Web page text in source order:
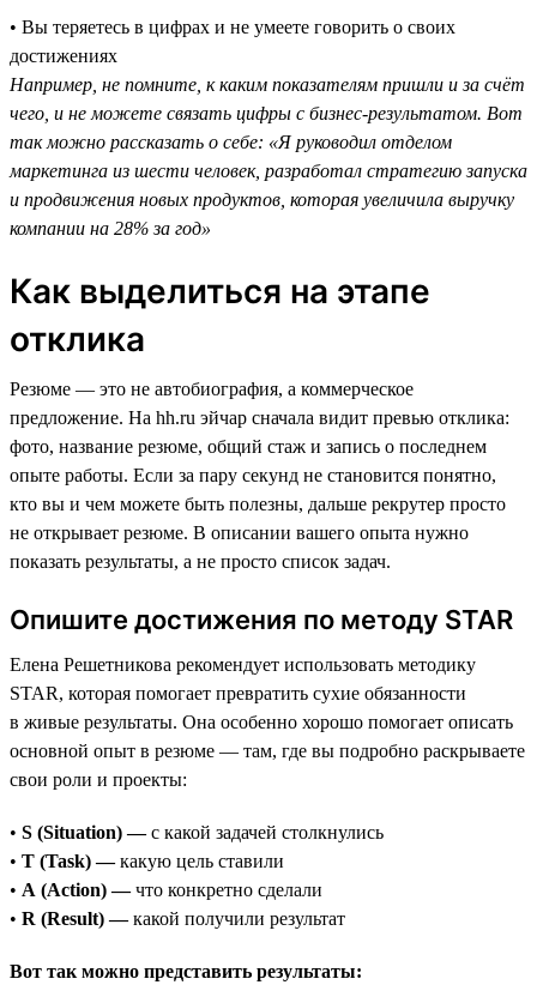
• Вы теряетесь в цифрах и не умеете говорить о своих
достижениях
Например, не помните, к каким показателям пришли и за счёт
чего, и не можете связать цифры с бизнес-результатом. Вот
так можно рассказать о себе: «Я руководил отделом
маркетинга из шести человек, разработал стратегию запуска
и продвижения новых продуктов, которая увеличила выручку
компании на 28% за год»
Как выделиться на этапе
отклика
Резюме — это не автобиография, а коммерческое
предложение. На hh.ru эйчар сначала видит превью отклика:
фото, название резюме, общий стаж и запись о последнем
опыте работы. Если за пару секунд не становится понятно,
кто вы и чем можете быть полезны, дальше рекрутер просто
не открывает резюме. В описании вашего опыта нужно
показать результаты, а не просто список задач.
Опишите достижения по методу STAR
Елена Решетникова рекомендует использовать методику
STAR, которая помогает превратить сухие обязанности
в живые результаты. Она особенно хорошо помогает описать
основной опыт в резюме — там, где вы подробно раскрываете
свои роли и проекты:
• S (Situation) —с какой задачей столкнулись
• T (Task) —какую цель ставили
• A (Action) —что конкретно сделали
• R (Result) —какой получили результат
Вот так можно представить результаты: